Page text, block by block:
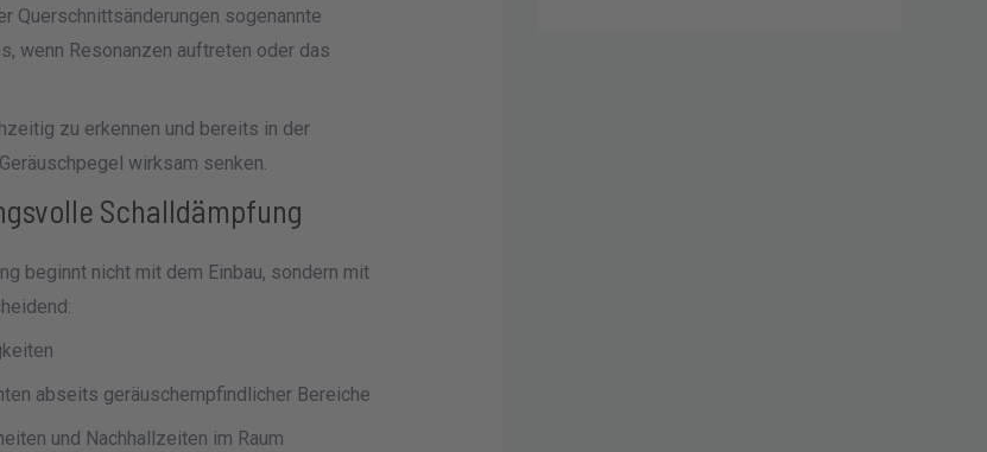
Querschnittsänderungen sogenannte
wenn Resonanzen auftreten oder das
zu erkennen und bereits in der
wirksam senken.
Schalldämpfung
beginnt nicht mit dem Einbau, sondern mit
abseits geräuschempfindlicher Bereiche
und Nachhallzeiten im Raum